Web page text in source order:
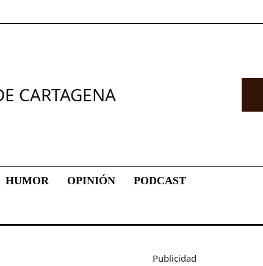
CARTAGENA
HUMOR OPINIÓN PODCAST
Publicidad